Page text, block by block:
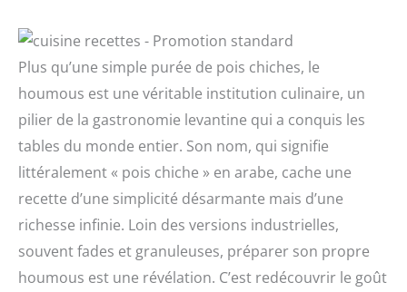
Plus qu’une simple purée de pois chiches, le
houmous est une véritable institution culinaire, un
pilier de la gastronomie levantine qui a conquis les
tables du monde entier. Son nom, qui signifie
littéralement « pois chiche » en arabe, cache une
recette d’une simplicité désarmante mais d’une
richesse infinie. Loin des versions industrielles,
souvent fades et granuleuses, préparer son propre
houmous est une révélation. C’est redécouvrir le goût